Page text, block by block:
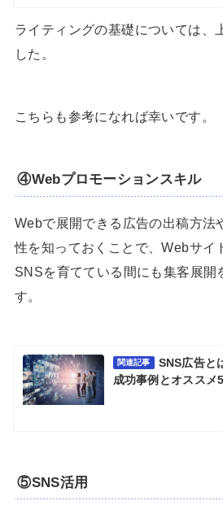
ライティングの基礎については、
した。
こちらも参考になれば幸いです。
④Webプロモーションスキル
Webで展開できる広告の出稿方法
性を知っておくことで、Webサイ
SNSを育てている間にも集客展開
す。
関連記事
SNS広告と
成功事例とオススメ
⑤SNS活用